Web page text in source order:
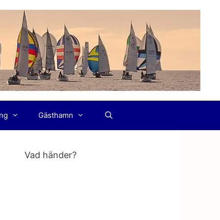
Gästhamn
Vad händer?